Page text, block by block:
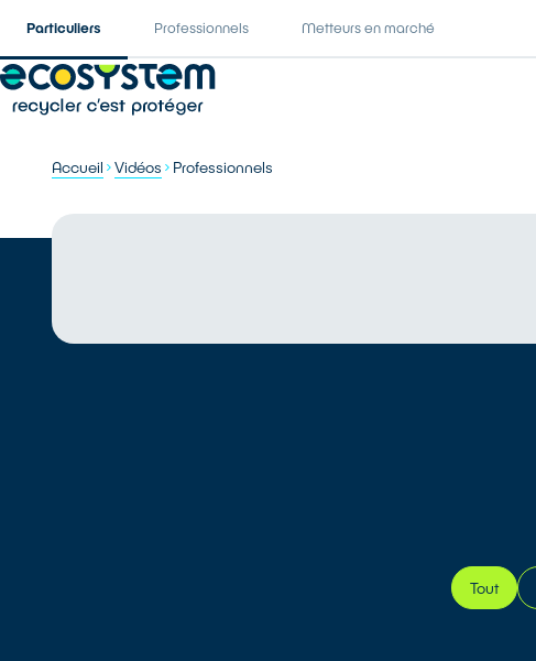
Particuliers Professionnels Metteurs en marché
Accueil Vidéos Professionnels
Tout